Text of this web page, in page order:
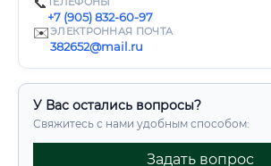
+7 (905) 832-60-97
✉️ЭЛЕКТРОННАЯ ПОЧТА
382652@mail.ru
У Вас остались вопросы?
Свяжитесь с нами удобным способом:
Задать вопрос